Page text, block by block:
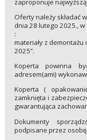
Oferty należy składać
dnia 28 lutego 2025.,
:
materiały z
2025”.
Koperta powinna
adresem(ami)
Koperta (
zamknięta i
gwarantująca
Dokumenty
podpisane przez